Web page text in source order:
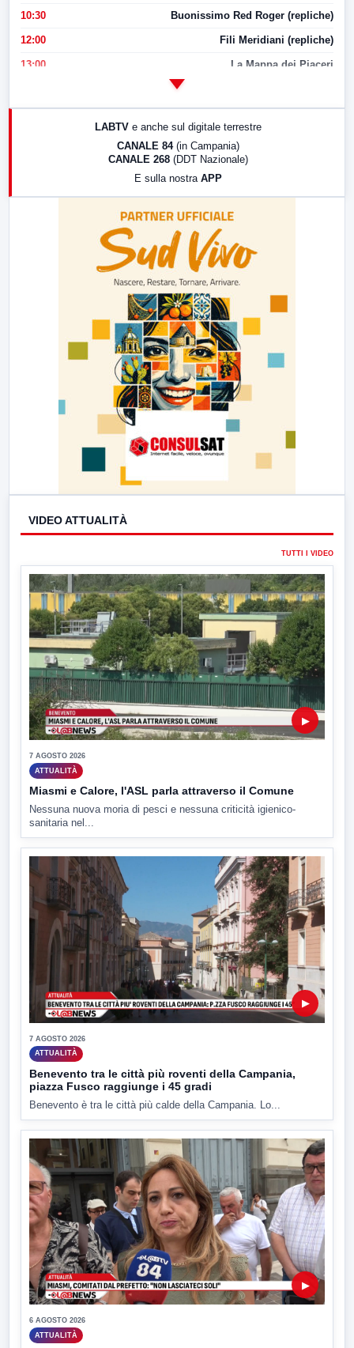
10:30 Buonissimo Red Roger (repliche)
12:00 Fili Meridiani (repliche)
13:00 La Mappa dei Piaceri
LABTV e anche sul digitale terrestre
CANALE 84 (in Campania)
CANALE 268 (DDT Nazionale)
E sulla nostra APP
VIDEO ATTUALITÀ
TUTTI I VIDEO
▶
7 AGOSTO 2026
ATTUALITÀ
Miasmi e Calore, l'ASL parla attraverso il Comune
Nessuna nuova moria di pesci e nessuna criticità igienico-
sanitaria nel...
▶
7 AGOSTO 2026
ATTUALITÀ
Benevento tra le città più roventi della Campania,
piazza Fusco raggiunge i 45 gradi
Benevento è tra le città più calde della Campania. Lo...
▶
6 AGOSTO 2026
ATTUALITÀ